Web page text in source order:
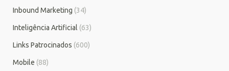
Inbound Marketing (34)
Inteligência Artificial (63)
Links Patrocinados (600)
Mobile (88)